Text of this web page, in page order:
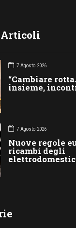
7 Agosto 2026
“Cambiare
insieme,
7 Agosto 2026
Nuove regole
ricambi degli